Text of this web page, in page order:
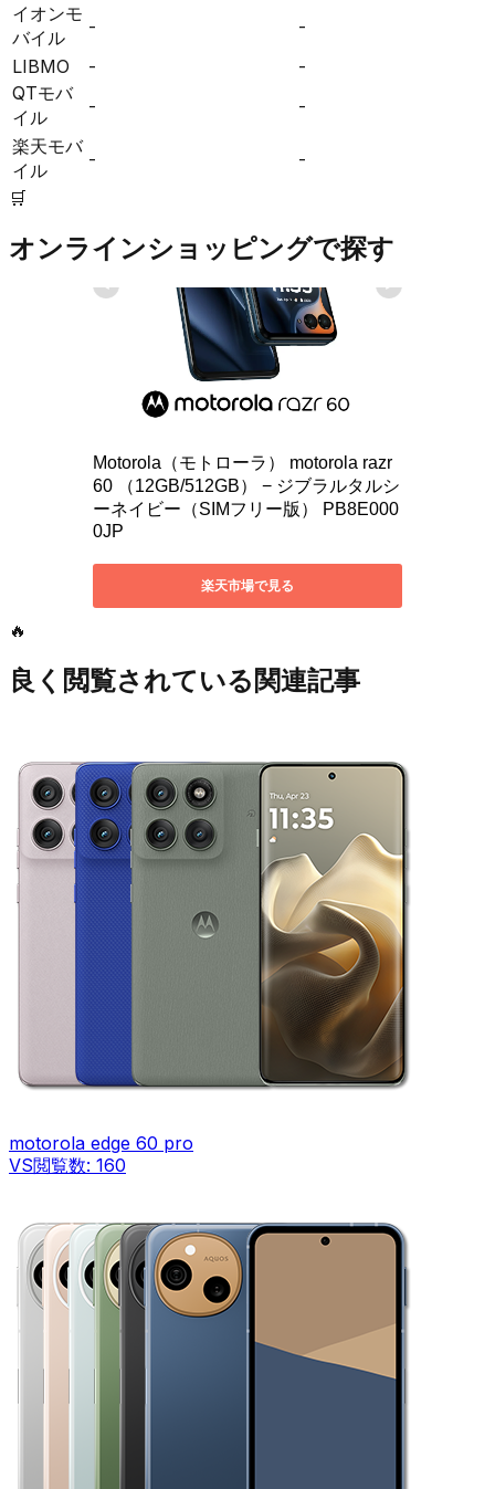
イオンモ
バイル
-
-
LIBMO
-
-
QTモバ
イル
-
-
楽天モバ
イル
-
-
🛒
オンラインショッピングで探す
🔥
良く閲覧されている関連記事
motorola edge 60 pro
VS閲覧数: 160